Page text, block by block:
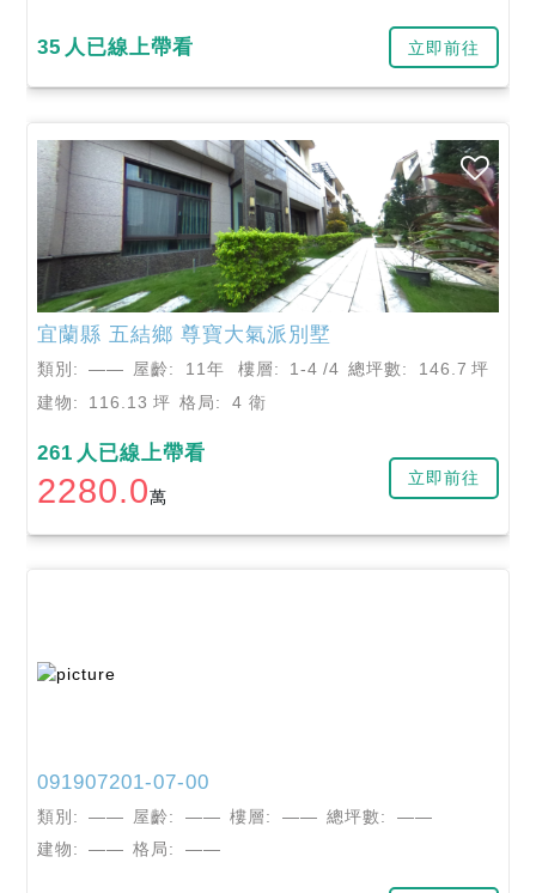
35 人已線上帶看 立即前往
宜蘭縣 五結鄉 尊寶大氣派別墅
類別: —— 屋齡: 11年 樓層: 1-4 /4 總坪數: 146.7 坪
建物:
116.13 坪 格局: 4 衛
261 人已線上帶看
2280.0萬
立即前往
091907201-07-00
類別: —— 屋齡: —— 樓層: —— 總坪數:
——
建物:
—— 格局: ——